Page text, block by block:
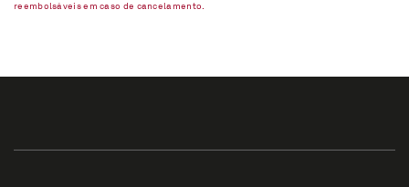
reembolsáveis em caso de cancelamento.​